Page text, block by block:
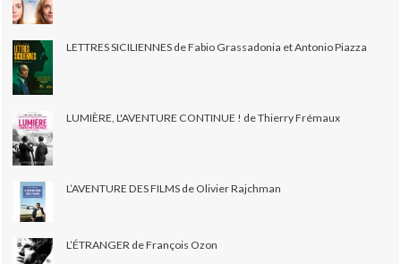
LETTRES SICILIENNES de Fabio Grassadonia et Antonio Piazza
LUMIÈRE, L'AVENTURE CONTINUE ! de Thierry Frémaux
L’AVENTURE DES FILMS de Olivier Rajchman
L’ÉTRANGER de François Ozon